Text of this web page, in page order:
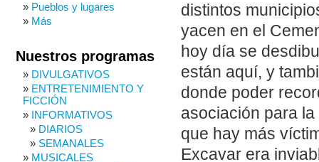
distintos
yacen en el
hoy día se
están aquí, y
donde poder
asociación para
que hay más
Excavar era
Pueblos y lugares
Más
Nuestros programas
DIVULGATIVOS
ENTRETENIMIENTO Y
FICCIÓN
INFORMATIVOS
DIARIOS
SEMANALES
MUSICALES